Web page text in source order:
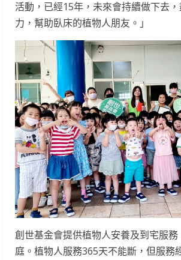
活動，已經15年，未來會持續做下去
力，幫助臥床的植物人朋友。」
創世基金會提供植物人安養及到宅服
庭。植物人服務365天不能斷，但服務